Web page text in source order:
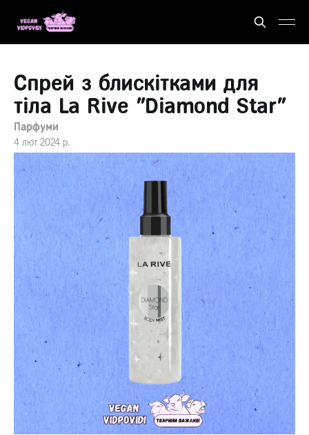
Спрей з блискітками для
тіла La Rive "Diamond Star"
Парфуми
4 лют 2024 р.